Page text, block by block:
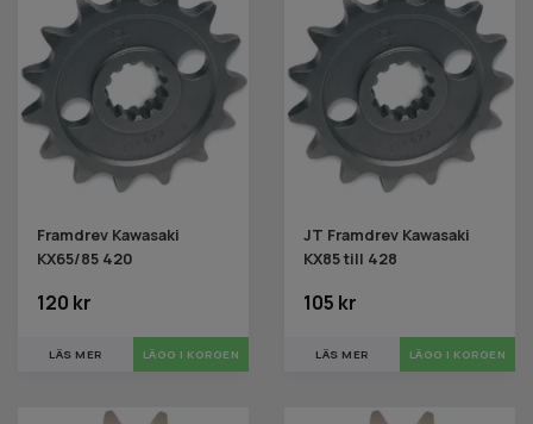
Framdrev Kawasaki
KX65/85 420
120 kr
LÄS MER LÄGG I KORGEN
JT Framdrev Kawasaki
KX85 till 428
105 kr
LÄS MER LÄGG I KORGEN